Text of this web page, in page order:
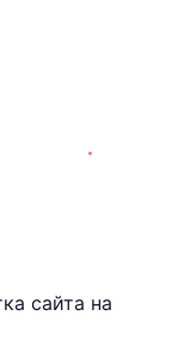
сайта на